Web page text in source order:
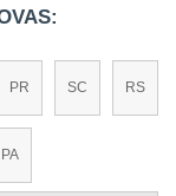
PR SC RS
PA